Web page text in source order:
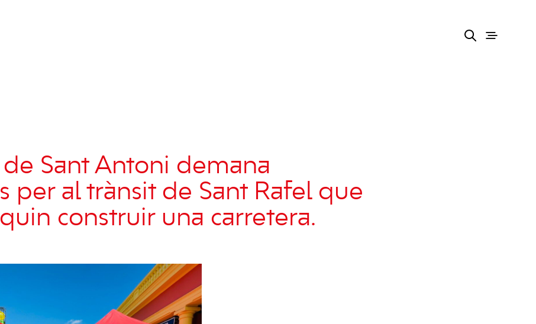
de Sant Antoni demana
per al trànsit de Sant Rafel que
construir una carretera.